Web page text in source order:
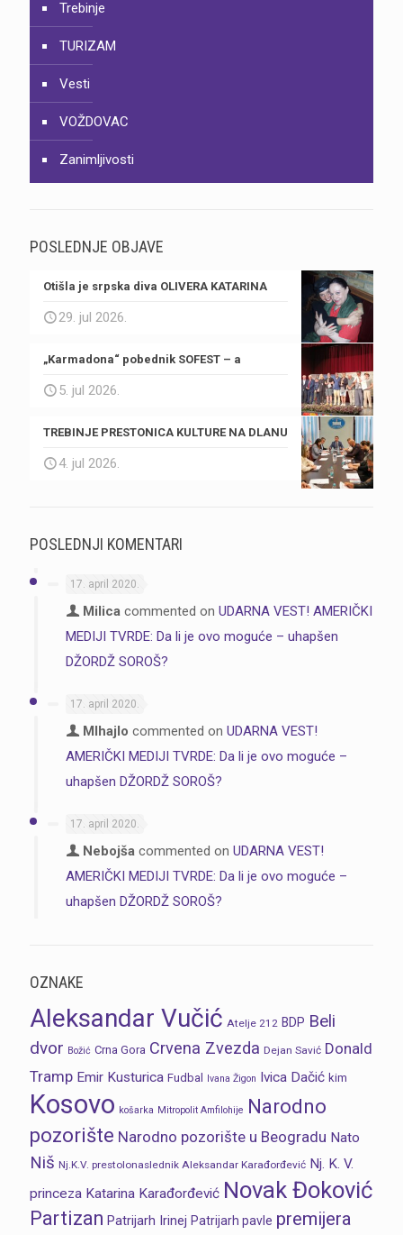
Trebinje
TURIZAM
Vesti
VOŽDOVAC
Zanimljivosti
POSLEDNJE OBJAVE
Otišla je srpska diva OLIVERA KATARINA
29. jul 2026.
„Karmadona“ pobednik SOFEST – a
5. jul 2026.
TREBINJE PRESTONICA KULTURE NA DLANU
4. jul 2026.
POSLEDNJI KOMENTARI
17. april 2020.
Milica commented on UDARNA VEST! AMERIČKI
MEDIJI TVRDE: Da li je ovo moguće – uhapšen
DŽORDŽ SOROŠ?
17. april 2020.
MIhajlo commented on UDARNA VEST!
AMERIČKI MEDIJI TVRDE: Da li je ovo moguće –
uhapšen DŽORDŽ SOROŠ?
17. april 2020.
Nebojša commented on UDARNA VEST!
AMERIČKI MEDIJI TVRDE: Da li je ovo moguće –
uhapšen DŽORDŽ SOROŠ?
OZNAKE
Aleksandar Vučić Atelje 212 BDP Beli
dvor Božić Crna Gora Crvena Zvezda Dejan Savić Donald
Tramp Emir Kusturica Fudbal Ivana Žigon Ivica Dačić kim
Kosovo košarka Mitropolit Amfilohije
Narodno
pozorište Narodno pozorište u Beogradu Nato
Niš Nj.K.V. prestolonaslednik Aleksandar Karađorđević Nj. K. V.
princeza Katarina Karađorđević Novak Đoković
Partizan Patrijarh Irinej Patrijarh pavle premijera